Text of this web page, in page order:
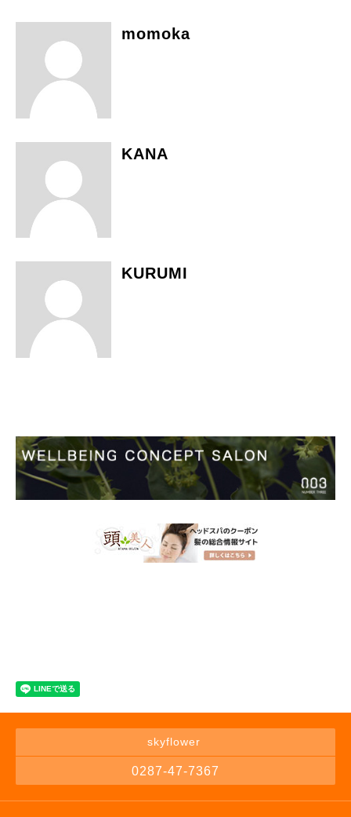
momoka
KANA
KURUMI
skyflower
0287-47-7367